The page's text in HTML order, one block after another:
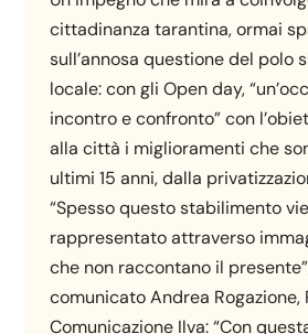
cittadinanza tarantina, ormai
sull’annosa questione del polo
locale: con gli Open day,
incontro e confronto” con
alla città i miglioramenti che
ultimi 15 anni, dalla
“Spesso questo stabilimento
rappresentato attraverso
che non raccontano il
comunicato Andrea Rogazione,
Comunicazione Ilva: “Con